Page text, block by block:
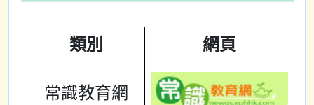
類別 網頁
常識教育網